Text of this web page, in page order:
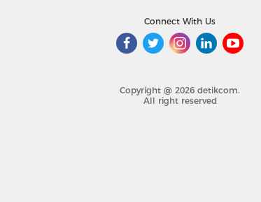
Connect With Us
Copyright @ 2026 detikcom.
All right reserved